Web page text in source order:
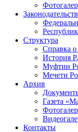
Структура
Справка
История
Муфтии
Мечети
Архив
Газета
Контакты